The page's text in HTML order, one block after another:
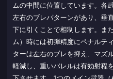
ムの中間に位置しています。各
左右のブレパターンがあり、垂
下に引くことで相制します。ま
ム）時には初弾精度にペナルテ
ターは左右のブレを抑え、マズ
軽減し、重いバレルは有効射程